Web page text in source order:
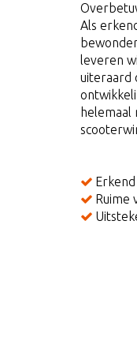
Als
leveren
uiteraard
helemaal
Ruime